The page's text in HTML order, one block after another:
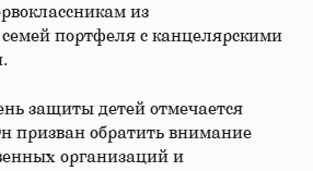
из
портфеля с канцелярскими
защиты детей отмечается
призван обратить внимание
организаций и